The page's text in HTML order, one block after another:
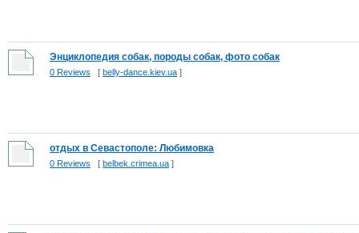
Энциклопедия собак, породы собак, фото собак
0 Reviews [ belly-dance.kiev.ua ]
отдых в Севастополе: Любимовка
0 Reviews [ belbek.crimea.ua ]